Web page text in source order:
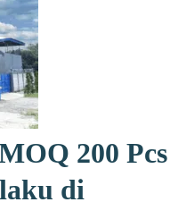
200 Pcs
di